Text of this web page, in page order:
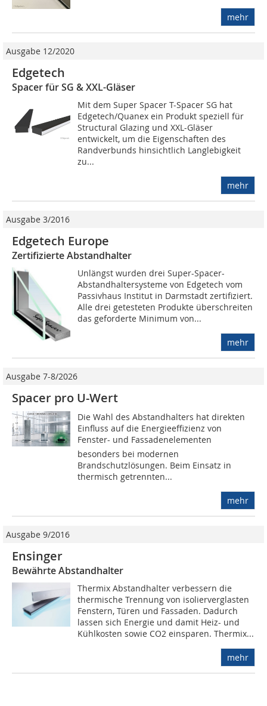
mehr
Ausgabe 12/2020
Edgetech
Spacer für SG & XXL-Gläser
Mit dem Super Spacer T-Spacer SG hat
Edgetech/Quanex ein Produkt speziell für
Structural Glazing und XXL-Gläser
entwickelt, um die Eigenschaften des
Randverbunds hinsichtlich Langlebigkeit
zu...
mehr
Ausgabe 3/2016
Edgetech Europe
Zertifizierte Abstandhalter
Unlängst wurden drei Super-Spacer-
Abstandhaltersysteme von Edgetech vom
Passivhaus Institut in Darmstadt zertifiziert.
Alle drei getesteten Produkte überschreiten
das geforderte Minimum von...
mehr
Ausgabe 7-8/2026
Spacer pro U-Wert
Die Wahl des Abstandhalters hat direkten
Einfluss auf die Energieeffizienz von
Fenster- und Fassadenelementen 
besonders bei modernen
Brandschutzlösungen. Beim Einsatz in
thermisch getrennten...
mehr
Ausgabe 9/2016
Ensinger
Bewährte Abstandhalter
Thermix Abstandhalter verbessern die
thermische Trennung von isolierverglasten
Fenstern, Türen und Fassaden. Dadurch
lassen sich Energie und damit Heiz- und
Kühlkosten sowie CO2 einsparen. Thermix...
mehr